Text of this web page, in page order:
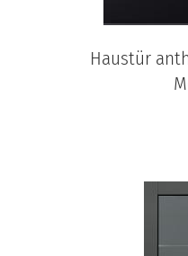
Haustür